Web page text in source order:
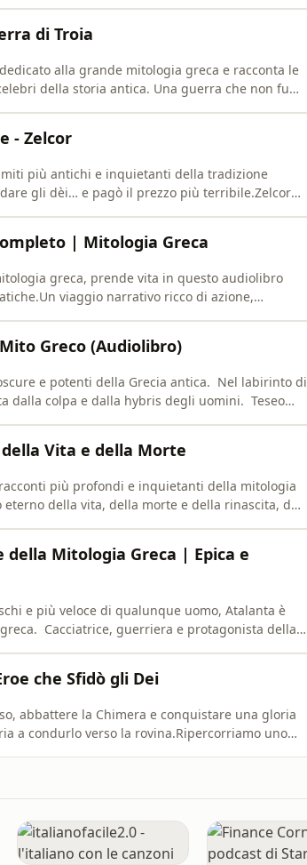
di Troia
alla grande mitologia greca e racconta le
della storia antica. Una guerra che non fu
- Zelcor
più antichi e inquietanti della tradizione
gli dèi… e pagò il prezzo più terribile.Zelcor
| Mitologia Greca
greca, prende vita in questo audiolibro
viaggio narrativo ricco di azione,
Greco (Audiolibro)
e potenti della Grecia antica. Nel labirinto di
dalla colpa e dalla hybris degli uomini. Teseo
Vita e della Morte
più profondi e inquietanti della mitologia
della vita, della morte e della rinascita, del
della Mitologia Greca | Epica e
e più veloce di qualunque uomo, Atalanta è
Cacciatrice, guerriera e protagonista della
che Sfidò gli Dei
abbattere la Chimera e conquistare una gloria
a condurlo verso la rovina.Ripercorriamo uno
**Segui la Locanda della Tormenta:**-